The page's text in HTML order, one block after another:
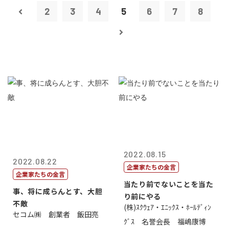
2 3 4 5 6 7 8
2022.08.22
企業家たちの金言
事、将に成らんとす、大胆
不敵
セコム㈱ 創業者 飯田亮
2022.08.15
企業家たちの金言
当たり前でないことを当た
り前にやる
(株)ｽｸｳｪｱ・ｴﾆｯｸｽ・ﾎｰﾙﾃﾞｨﾝ
ｸﾞｽ 名誉会長 福嶋康博